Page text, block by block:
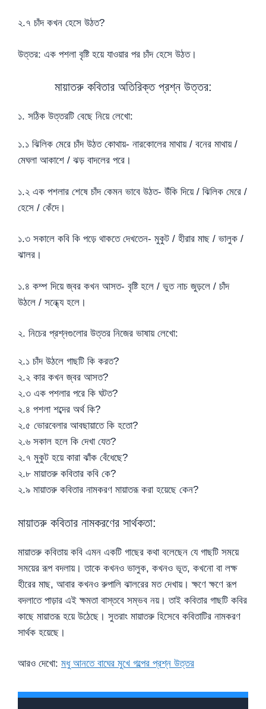
২.৭ চাঁদ কখন হেসে উঠত?
উত্তর: এক পশলা বৃষ্টি হয়ে যাওয়ার পর চাঁদ হেসে উঠত।
মায়াতরু কবিতার অতিরিক্ত প্রশ্ন উত্তর:
১. সঠিক উত্তরটি বেছে নিয়ে লেখো:
১.১ ঝিলিক মেরে চাঁদ উঠত কোথায়- নারকোলের মাথায় / বনের মাথায় /
মেঘলা আকাশে / ঝড় বাদলের পরে।
১.২ এক পশলার শেষে চাঁদ কেমন ভাবে উঠত- উঁকি দিয়ে / ঝিলিক মেরে /
হেসে / কেঁদে।
১.৩ সকালে কবি কি পড়ে থাকতে দেখতেন- মুকুট / হীরার মাছ / ভালুক /
ঝালর।
১.৪ কম্প দিয়ে জ্বর কখন আসত- বৃষ্টি হলে / ভুত নাচ জুড়লে / চাঁদ
উঠলে / সন্ধ্যে হলে।
২. নিচের প্রশ্নগুলোর উত্তর নিজের ভাষায় লেখো:
২.১ চাঁদ উঠলে গাছটি কি করত?
২.২ কার কখন জ্বর আসত?
২.৩ এক পশলার পরে কি ঘটত?
২.৪ পশলা শব্দের অর্থ কি?
২.৫ ভোরবেলার আবছায়াতে কি হতো?
২.৬ সকাল হলে কি দেখা যেত?
২.৭ মুকুট হয়ে কারা ঝাঁক বেঁধেছে?
২.৮ মায়াতরু কবিতার কবি কে?
২.৯ মায়াতরু কবিতার নামকরণ মায়াতরূ করা হয়েছে কেন?
মায়াতরু কবিতার নামকরণের সার্থকতা:
মায়াতরু কবিতায় কবি এমন একটি গাছের কথা বলেছেন যে গাছটি সময়ে
সময়ের রূপ বদলায়। তাকে কখনও ভালুক, কখনও ভূত, কখনো বা লক্ষ
হীরের মাছ, আবার কখনও রুপালি ঝালরের মত দেখায়। ক্ষণে ক্ষণে রূপ
বদলাতে পাড়ার এই ক্ষমতা বাস্তবে সম্ভব নয়। তাই কবিতার গাছটি কবির
কাছে মায়াতরূ হয়ে উঠেছে। সুতরাং মায়াতরু হিসেবে কবিতাটির নামকরণ
সার্থক হয়েছে।
আরও দেখো: মধু আনতে বাঘের মুখে গল্পের প্রশ্ন উত্তর